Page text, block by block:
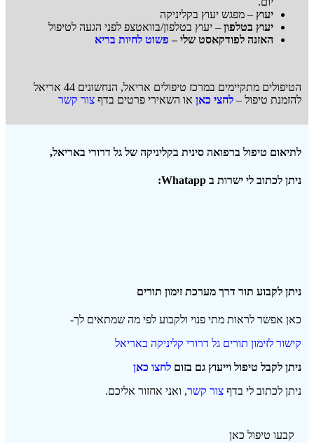
יעוץ – מפגש יעוץ בקליניקה
יעוץ בטלפון – יעוץ בטלפון/בוואטצפ לפני הגעה לטיפול
האזנה לפודקאסט שלי – פשוט לחיות בריא
הטיפולים מתקיימים במרכז טיפולים אריאל, הנחשונים 44 אריאל
להזמנת טיפול – לחצי כאן או השאירי פרטים בדף צור קשר
לתיאום טיפול ברפואה סינית בקליניקה של גל דרורי באריאל,
ניתן לכתוב לי ישרות ב Whatapp:
ניתן לקבוע תור דרך מערכת זימון תורים
כאן אפשר לראות מתי פנוי ולקבוע לפי מה שמתאים לך-
קישור לזימון תורים גל דרורי קליניקה באריאל
ניתן לקבל טיפול וייעוץ גם בזום לחצו כאן
ניתן לכתוב לי בדף צור קשר, ואני אחזור אליכם.
קבעו טיפול כאן